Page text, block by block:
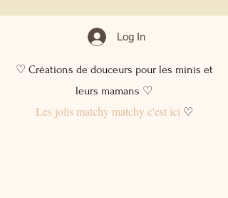
Log In
♡ Créations de douceurs pour les minis et
leurs mamans ♡
Les jolis matchy matchy c'est ici♡